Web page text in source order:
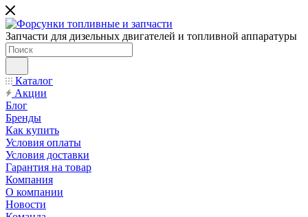
Запчасти для дизельных двигателей и топливной аппаратуры
Каталог
Акции
Блог
Бренды
Как купить
Условия оплаты
Условия доставки
Гарантия на товар
Компания
О компании
Новости